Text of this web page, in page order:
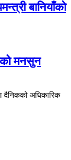
बानियाँको
मनसुन
दैनिकको अधिकारिक